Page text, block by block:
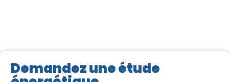
Demandez une étude